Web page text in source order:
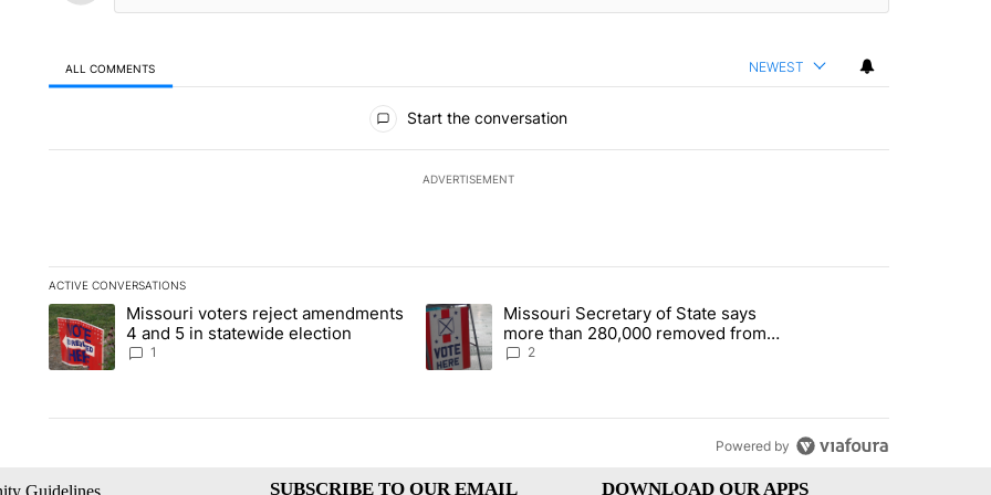
ALL COMMENTS NEWEST
Start the conversation
ADVERTISEMENT
ACTIVE CONVERSATIONS
The following is a list of the most commented articles in the last 7 days.
A trending article titled "Missouri voters reject amendments 4 and 5 in statewide election" with 1 comment.
Missouri voters reject amendments
4 and 5 in statewide election
1
A trending article titled "Missouri Secretary of State says more than 280,000
Missouri Secretary of State says
more than 280,000 removed from
state's voter rolls
2
Powered by
Guidelines SUBSCRIBE TO OUR EMAIL DOWNLOAD OUR APPS